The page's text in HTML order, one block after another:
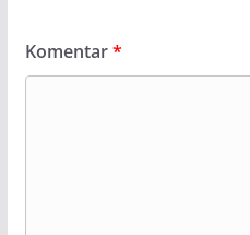
Komentar*